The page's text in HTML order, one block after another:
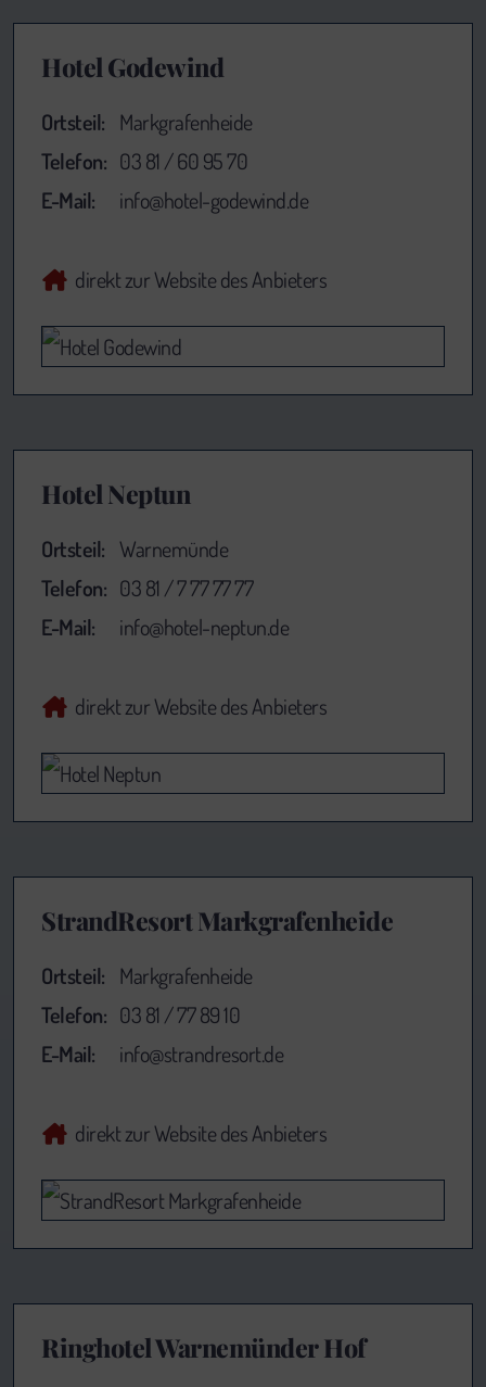
Hotel Godewind
Ortsteil: Markgrafenheide
Telefon: 03 81 / 60 95 70
E-Mail:
info@hotel-godewind.de
direkt zur Website des Anbieters
Hotel Neptun
Ortsteil: Warnemünde
Telefon: 03 81 / 7 77 77 77
E-Mail:
info@hotel-neptun.de
direkt zur Website des Anbieters
StrandResort Markgrafenheide
Ortsteil: Markgrafenheide
Telefon: 03 81 / 77 89 10
E-Mail:
info@strandresort.de
direkt zur Website des Anbieters
Ringhotel Warnemünder Hof